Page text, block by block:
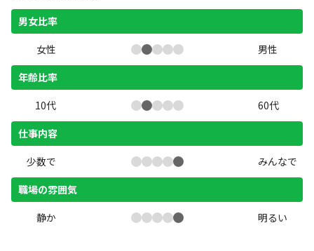
男女比率
女性
男性
年齢比率
10代
60代
仕事内容
少数で
みんなで
職場の雰囲気
静か
明るい